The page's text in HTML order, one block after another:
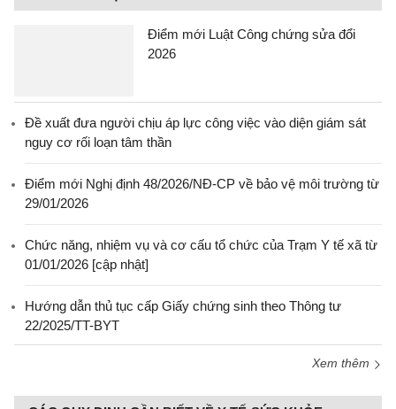
Điểm mới Luật Công chứng sửa đổi
2026
Đề xuất đưa người chịu áp lực công việc vào diện giám sát
nguy cơ rối loạn tâm thần
Điểm mới Nghị định 48/2026/NĐ-CP về bảo vệ môi trường từ
29/01/2026
Chức năng, nhiệm vụ và cơ cấu tổ chức của Trạm Y tế xã từ
01/01/2026 [cập nhật]
Hướng dẫn thủ tục cấp Giấy chứng sinh theo Thông tư
22/2025/TT-BYT
Xem thêm